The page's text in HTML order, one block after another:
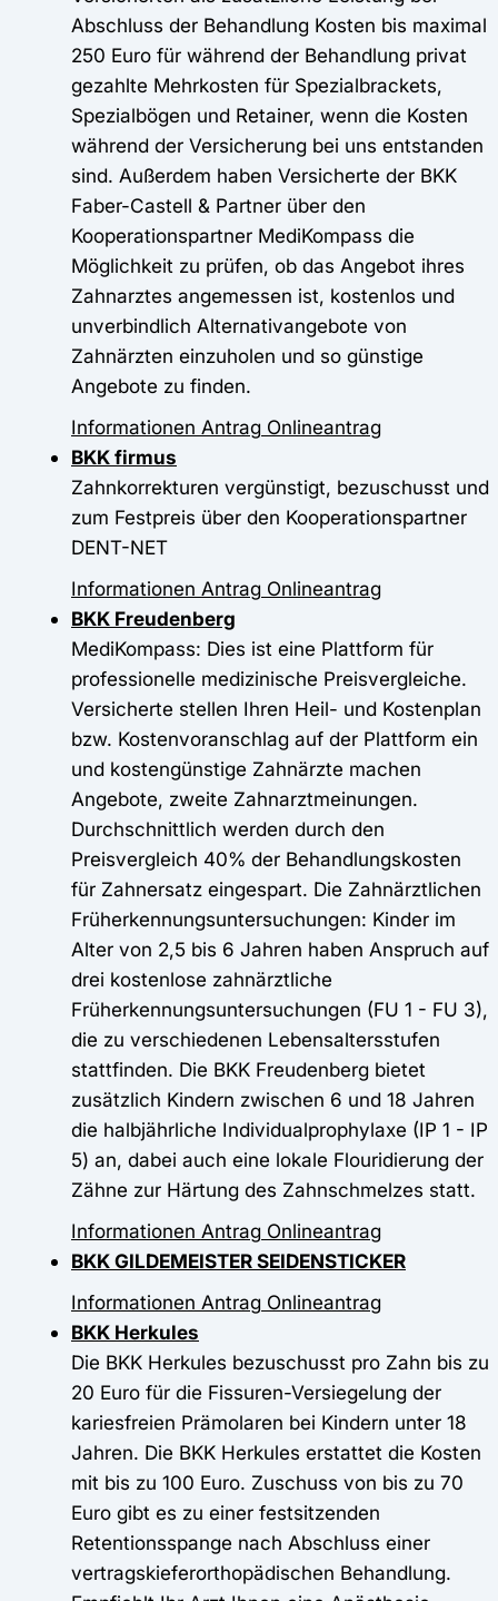
Abschluss der Behandlung Kosten bis maximal
250 Euro für während der Behandlung privat
gezahlte Mehrkosten für Spezialbrackets,
Spezialbögen und Retainer, wenn die Kosten
während der Versicherung bei uns entstanden
sind. Außerdem haben Versicherte der BKK
Faber-Castell & Partner über den
Kooperationspartner MediKompass die
Möglichkeit zu prüfen, ob das Angebot ihres
Zahnarztes angemessen ist, kostenlos und
unverbindlich Alternativangebote von
Zahnärzten einzuholen und so günstige
Angebote zu finden.
Informationen Antrag Onlineantrag
BKK firmus
Zahnkorrekturen vergünstigt, bezuschusst und
zum Festpreis über den Kooperationspartner
DENT-NET
Informationen Antrag Onlineantrag
BKK Freudenberg
MediKompass: Dies ist eine Plattform für
professionelle medizinische Preisvergleiche.
Versicherte stellen Ihren Heil- und Kostenplan
bzw. Kostenvoranschlag auf der Plattform ein
und kostengünstige Zahnärzte machen
Angebote, zweite Zahnarztmeinungen.
Durchschnittlich werden durch den
Preisvergleich 40% der Behandlungskosten
für Zahnersatz eingespart. Die Zahnärztlichen
Früherkennungsuntersuchungen: Kinder im
Alter von 2,5 bis 6 Jahren haben Anspruch auf
drei kostenlose zahnärztliche
Früherkennungsuntersuchungen (FU 1 - FU 3),
die zu verschiedenen Lebensaltersstufen
stattfinden. Die BKK Freudenberg bietet
zusätzlich Kindern zwischen 6 und 18 Jahren
die halbjährliche Individualprophylaxe (IP 1 - IP
5) an, dabei auch eine lokale Flouridierung der
Zähne zur Härtung des Zahnschmelzes statt.
Informationen Antrag Onlineantrag
BKK GILDEMEISTER SEIDENSTICKER
Informationen Antrag Onlineantrag
BKK Herkules
Die BKK Herkules bezuschusst pro Zahn bis zu
20 Euro für die Fissuren-Versiegelung der
kariesfreien Prämolaren bei Kindern unter 18
Jahren. Die BKK Herkules erstattet die Kosten
mit bis zu 100 Euro. Zuschuss von bis zu 70
Euro gibt es zu einer festsitzenden
Retentionsspange nach Abschluss einer
vertragskieferorthopädischen Behandlung.